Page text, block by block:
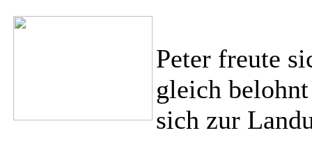
Peter freute
gleich
sich zur